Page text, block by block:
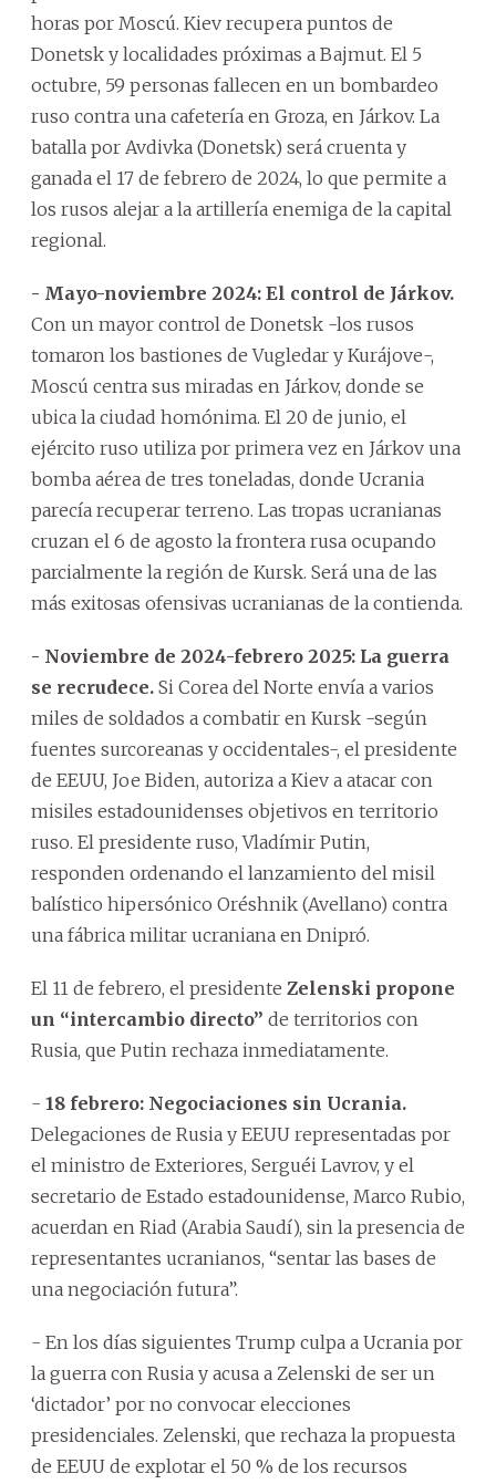
horas por Moscú. Kiev recupera puntos de
Donetsk y localidades próximas a Bajmut. El 5
octubre, 59 personas fallecen en un bombardeo
ruso contra una cafetería en Groza, en Járkov. La
batalla por Avdivka (Donetsk) será cruenta y
ganada el 17 de febrero de 2024, lo que permite a
los rusos alejar a la artillería enemiga de la capital
regional.
- Mayo-noviembre 2024: El control de Járkov.
Con un mayor control de Donetsk -los rusos
tomaron los bastiones de Vugledar y Kurájove-,
Moscú centra sus miradas en Járkov, donde se
ubica la ciudad homónima. El 20 de junio, el
ejército ruso utiliza por primera vez en Járkov una
bomba aérea de tres toneladas, donde Ucrania
parecía recuperar terreno. Las tropas ucranianas
cruzan el 6 de agosto la frontera rusa ocupando
parcialmente la región de Kursk. Será una de las
más exitosas ofensivas ucranianas de la contienda.
- Noviembre de 2024-febrero 2025: La guerra
se recrudece. Si Corea del Norte envía a varios
miles de soldados a combatir en Kursk -según
fuentes surcoreanas y occidentales-, el presidente
de EEUU, Joe Biden, autoriza a Kiev a atacar con
misiles estadounidenses objetivos en territorio
ruso. El presidente ruso, Vladímir Putin,
responden ordenando el lanzamiento del misil
balístico hipersónico Oréshnik (Avellano) contra
una fábrica militar ucraniana en Dnipró.
El 11 de febrero, el presidente Zelenski propone
un “intercambio directo” de territorios con
Rusia, que Putin rechaza inmediatamente.
- 18 febrero: Negociaciones sin Ucrania.
Delegaciones de Rusia y EEUU representadas por
el ministro de Exteriores, Serguéi Lavrov, y el
secretario de Estado estadounidense, Marco Rubio,
acuerdan en Riad (Arabia Saudí), sin la presencia de
representantes ucranianos, “sentar las bases de
una negociación futura”.
- En los días siguientes Trump culpa a Ucrania por
la guerra con Rusia y acusa a Zelenski de ser un
‘dictador’ por no convocar elecciones
presidenciales. Zelenski, que rechaza la propuesta
de EEUU de explotar el 50 % de los recursos